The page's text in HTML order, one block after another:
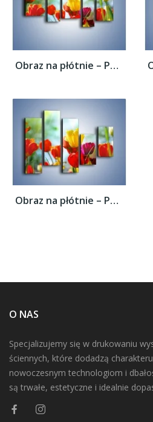
Obraz na płótnie – Pole polskich tulipanów...
Obraz na płótnie – Pole polskich tulipanów...
O NAS
Specjalizujemy się w drukowaniu
ściennych, które dodadzą
nowoczesnym technologiom i
są trwałe, estetyczne i idealnie